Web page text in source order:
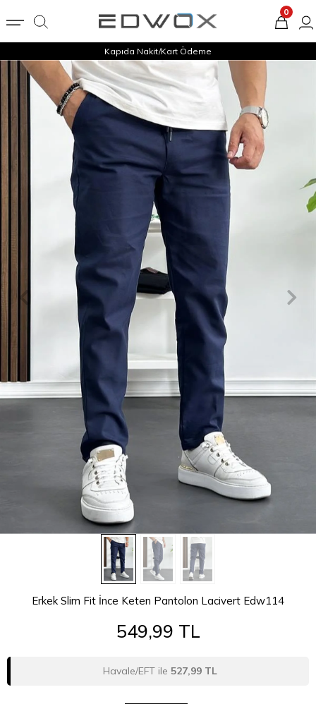
Kapıda Nakit/Kart Ödeme
0
Erkek Slim Fit İnce Keten Pantolon Lacivert Edw114
549,99 TL
Havale/EFT ile 527,99 TL